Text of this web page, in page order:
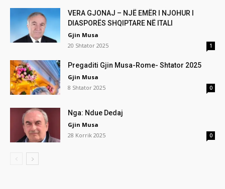
VERA GJONAJ – NJË EMËR I NJOHUR I
DIASPORËS SHQIPTARE NË ITALI
Gjin Musa
20 Shtator 2025
1
Pregaditi Gjin Musa-Rome- Shtator 2025
Gjin Musa
8 Shtator 2025
0
Nga: Ndue Dedaj
Gjin Musa
28 Korrik 2025
0